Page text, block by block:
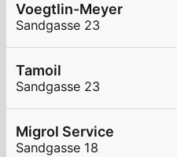
Voegtlin-Meyer
Sandgasse 23
Tamoil
Sandgasse 23
Migrol Service
Sandgasse 18